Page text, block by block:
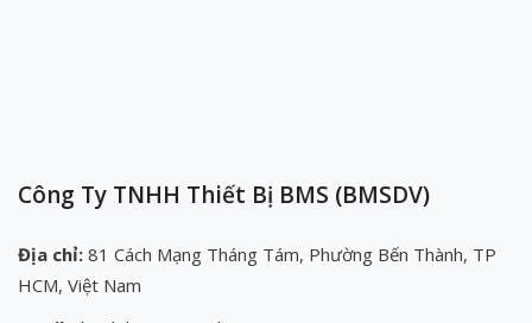
Công Ty TNHH Thiết Bị BMS (BMSDV)
Địa chỉ: 81 Cách Mạng Tháng Tám, Phường Bến Thành, TP
HCM, Việt Nam